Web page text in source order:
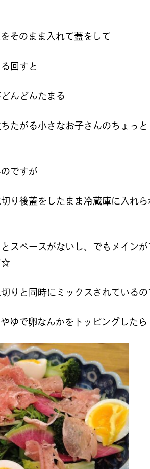
そのまま入れて蓋をして
回すと
んどんたまる
たがる小さなお子さんのちょっ
ですが
り後蓋をしたまま冷蔵庫に入れ
スペースがないし、でもメイン
☆
りと同時にミックスされている
ゆで卵なんかをトッピングしたら